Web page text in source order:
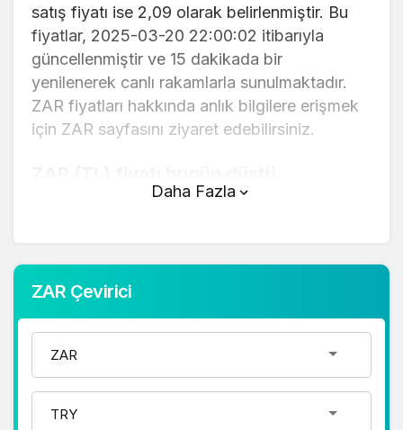
satış fiyatı ise 2,09 olarak belirlenmiştir. Bu
fiyatlar, 2025-03-20 22:00:02 itibarıyla
güncellenmiştir ve 15 dakikada bir
yenilenerek canlı rakamlarla sunulmaktadır.
ZAR fiyatları hakkında anlık bilgilere erişmek
için ZAR sayfasını ziyaret edebilirsiniz.
değişim göstermiştir..
üstünde yer alan çevirici aracını kullanarak
mevcut fiyatlar üzerinden hızlı ve kolay bir
şekilde çevirme işlemlerinizi
gerçekleştirebilirsiniz. ZAR fiyatları hakkında
Daha Fazla
ZAR Çevirici